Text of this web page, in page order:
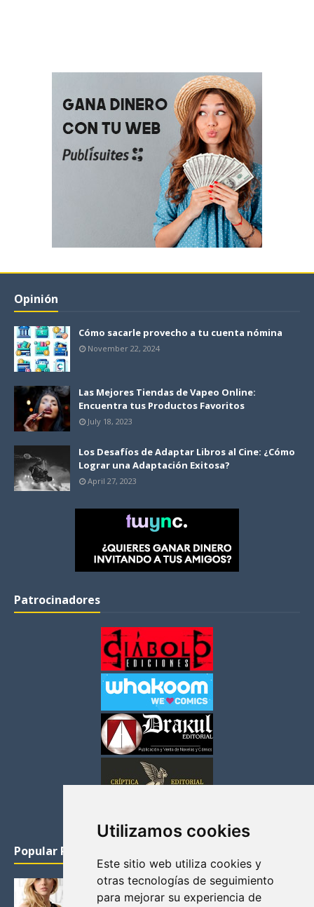
Utilizamos cookies
Este sitio web utiliza cookies y
otras tecnologías de seguimiento
para mejorar su experiencia de
Opinión
Cómo sacarle provecho a tu cuenta nómina
November 22, 2024
Las Mejores Tiendas de Vapeo Online:
Encuentra tus Productos Favoritos
July 18, 2023
Los Desafíos de Adaptar Libros al Cine: ¿Cómo
Lograr una Adaptación Exitosa?
April 27, 2023
Patrocinadores
Popular Posts
KATHERYN WINNICK: LA ACTRIZ MAS GUAPA DE
VIKINGOS